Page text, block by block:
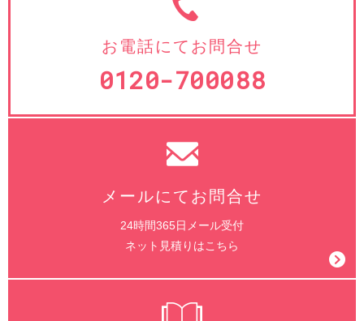
お電話にてお問合せ
0120-700088
メールにてお問合せ
24時間365日メール受付
ネット見積りはこちら